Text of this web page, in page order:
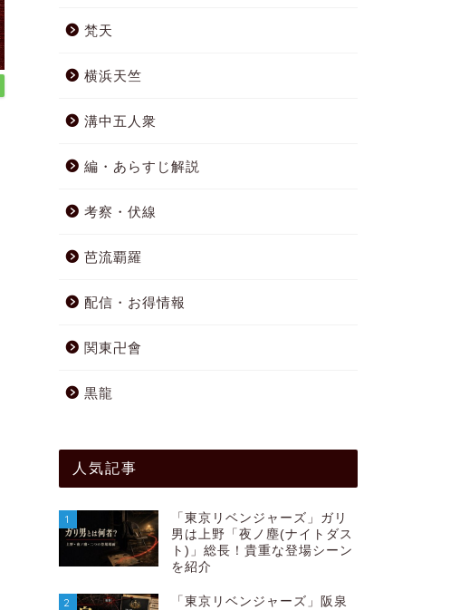
梵天
横浜天竺
溝中五人衆
編・あらすじ解説
考察・伏線
芭流覇羅
配信・お得情報
関東卍會
黒龍
人気記事
1
「東京リベンジャーズ」ガリ
男は上野「夜ノ塵(ナイトダス
ト)」総長！貴重な登場シーン
を紹介
2
「東京リベンジャーズ」阪泉